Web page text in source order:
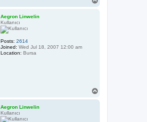
Aegron Linwelin
Kullanıcı
Posts: 2614
Joined: Wed Jul 18, 2007 12:00 am
Location: Bursa
Aegron Linwelin
Kullanıcı